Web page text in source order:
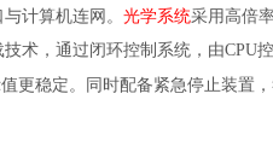
计算机连网。 光学系统采用高倍
术，通过闭环控制系统，由CPU
值更稳定。同时配备紧急停止装置